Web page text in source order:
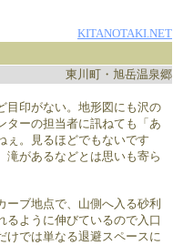
KITANOTAKI.NET
東川町・旭岳温泉郷
目印がない。地形図にも沢の
ターの担当者に訊ねても「あ
ぇ。見るほどでもないです
滝があるなどとは思いも寄ら
ーブ地点で、山側へ入る砂利
るように伸びているので入口
けでは単なる退避スペースに